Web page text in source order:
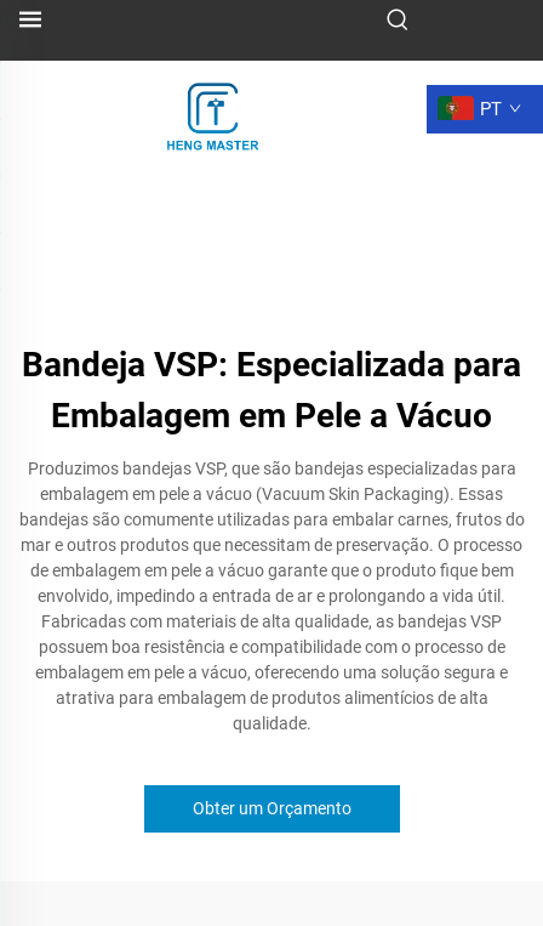
PT
Bandeja VSP: Especializada para
Embalagem em Pele a Vácuo
Produzimos bandejas VSP, que são bandejas especializadas para
embalagem em pele a vácuo (Vacuum Skin Packaging). Essas
bandejas são comumente utilizadas para embalar carnes, frutos do
mar e outros produtos que necessitam de preservação. O processo
de embalagem em pele a vácuo garante que o produto fique bem
envolvido, impedindo a entrada de ar e prolongando a vida útil.
Fabricadas com materiais de alta qualidade, as bandejas VSP
possuem boa resistência e compatibilidade com o processo de
embalagem em pele a vácuo, oferecendo uma solução segura e
atrativa para embalagem de produtos alimentícios de alta
qualidade.
Obter um Orçamento